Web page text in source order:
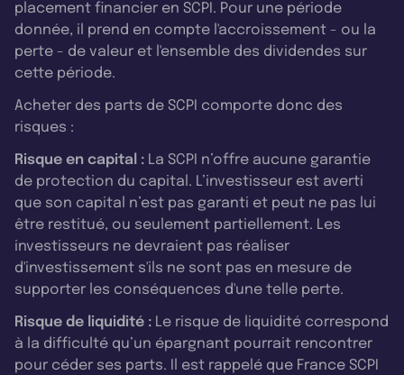
placement financier en SCPI. Pour une période
donnée, il prend en compte l'accroissement - ou la
perte - de valeur et l'ensemble des dividendes sur
cette période.
Acheter des parts de SCPI comporte donc des
risques :
Risque en capital : La SCPI n’offre aucune garantie
de protection du capital. L’investisseur est averti
que son capital n’est pas garanti et peut ne pas lui
être restitué, ou seulement partiellement. Les
investisseurs ne devraient pas réaliser
d'investissement s'ils ne sont pas en mesure de
supporter les conséquences d'une telle perte.
Risque de liquidité : Le risque de liquidité correspond
à la difficulté qu’un épargnant pourrait rencontrer
pour céder ses parts. Il est rappelé que France SCPI